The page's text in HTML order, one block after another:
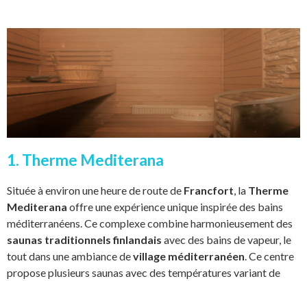
1. Therme Mediterana
Située à environ une heure de route de Francfort, la Therme
Mediterana offre une expérience unique inspirée des bains
méditerranéens. Ce complexe combine harmonieusement des
saunas traditionnels finlandais avec des bains de vapeur, le
tout dans une ambiance devillage méditerranéen. Ce centre
propose plusieurs saunas avec des températures variant de